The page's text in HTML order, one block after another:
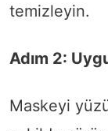
temizleyin.
Adım 2:
Maskeyi